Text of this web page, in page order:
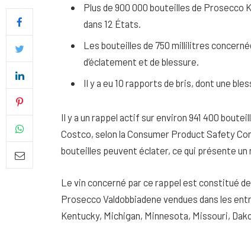
Plus de 900 000 bouteilles de Prosecco
dans 12 États.
Les bouteilles de 750 millilitres
d’éclatement et de blessure.
Il y a eu 10 rapports de bris, dont une
Il y a un rappel actif sur environ 941 400
Costco, selon la Consumer Product Safety
bouteilles peuvent éclater, ce qui présente
Le vin concerné par ce rappel est constitué
Prosecco Valdobbiadene vendues dans les
Kentucky, Michigan, Minnesota, Missouri,
uniforme et lumineuse